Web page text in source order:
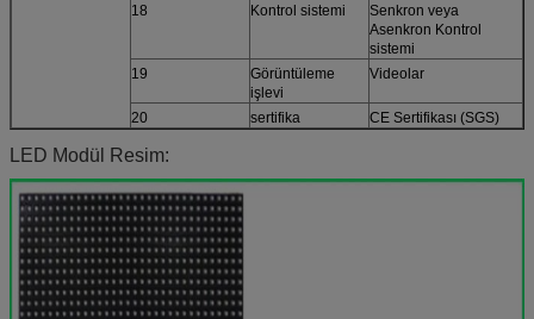
18
Kontrol sistemi
Senkron veya
Asenkron Kontrol
sistemi
19
Görüntüleme
işlevi
Videolar
20 sertifika CE Sertifikası (SGS)
LED Modül Resim: